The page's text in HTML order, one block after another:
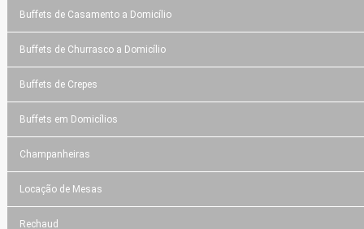
Buffets de Casamento a Domicílio
Buffets de Churrasco a Domicílio
Buffets de Crepes
Buffets em Domicílios
Champanheiras
Locação de Mesas
Rechaud